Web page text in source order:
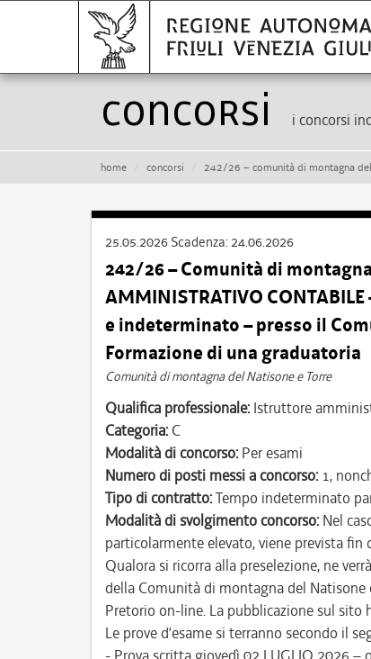
Concorsi i concorsi
home concorsi 242/26 – comunità di montagna del natisone e torre – istruttore
25.05.2026 Scadenza: 24.06.2026
242/26 – Comunità di
AMMINISTRATIVO
e indeterminato – presso il
Formazione di una graduatoria
Comunità di montagna del Natisone e Torre
Qualifica professionale: Istruttore
Categoria: C
Modalità di concorso: Per esami
Numero di posti messi a concorso: 1,
Tipo di contratto:Tempo indeterminato
Modalità di svolgimento concorso: Nel
particolarmente elevato, viene prevista fin
Qualora si ricorra alla preselezione, ne
della Comunità di montagna del
Pretorio on-line. La pubblicazione sul
Le prove d’esame si terranno secondo il